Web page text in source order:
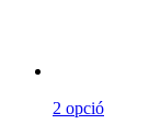
2 opció